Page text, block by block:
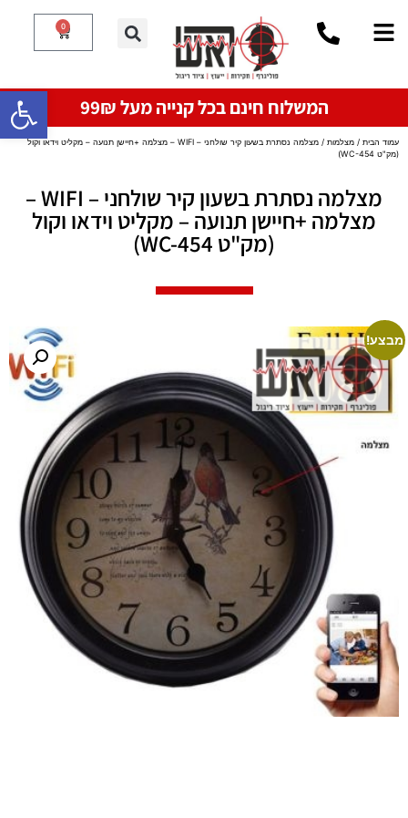
פתח
0
המשלוח חינם בכל קנייה מעל 99₪
עמוד הבית / מצלמות
/ מצלמה נסתרת בשעון קיר שולחני – WIFI – מצלמה +חיישן תנועה – מקליט וידאו וקול
(מק"ט WC-454)
מצלמה נסתרת בשעון קיר שולחני – WIFI –
מצלמה +חיישן תנועה – מקליט וידאו וקול
(מק"ט WC-454)
מבצע!